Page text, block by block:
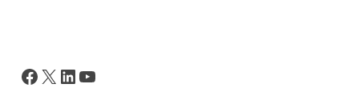
Facebook
X LinkedIn
YouTube